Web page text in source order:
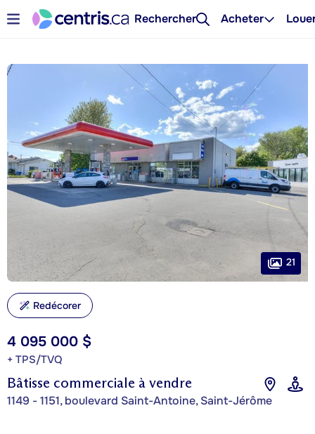
Rechercher Acheter
Bâtisse commerciale à vendre
1149 - 1151, boulevard Saint-Antoine, Saint-Jérôme
4 095 000 $
+ TPS/TVQ
21
Redécorer